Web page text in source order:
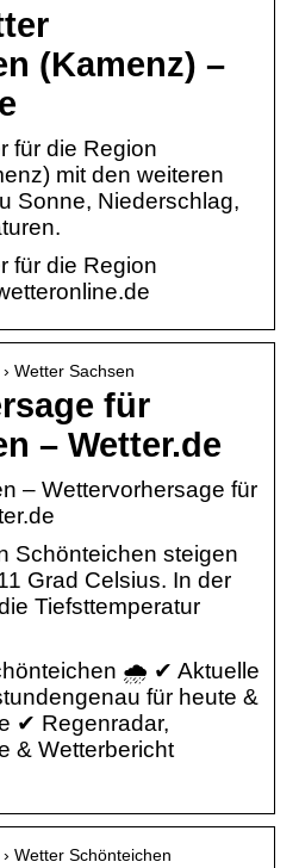
(Kamenz) –
für die Region
mit den weiteren
Sonne, Niederschlag,
für die Region
Wetter Sachsen
für
– Wetter.de
– Wettervorhersage für
Schönteichen steigen
Grad Celsius. In der
Tiefsttemperatur
🌧️ ✔ Aktuelle
für heute &
✔ Regenradar,
& Wetterbericht
Wetter Schönteichen